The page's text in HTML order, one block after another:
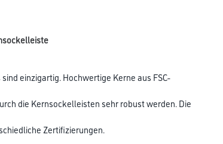
einzigartig. Hochwertige Kerne aus FSC-
die Kernsockelleisten sehr robust werden. Die
Zertifizierungen.